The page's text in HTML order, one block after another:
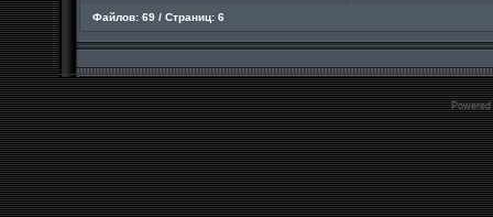
Файлов: 69 / Страниц: 6